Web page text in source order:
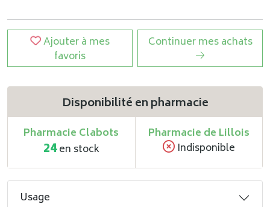
Ajouter à mes
favoris
Continuer mes achats
Disponibilité en pharmacie
Pharmacie Clabots
24en stock
Pharmacie de Lillois
Indisponible
Usage